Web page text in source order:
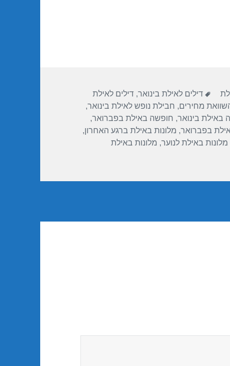
תגיות
דילים לאילת בינואר,דילים לאילת
מחירים, חבילת נופש לאילת בינואר,
באילת בינואר, חופשה באילת בפברואר,
בפברואר, מלונות באילת ברגע האחרון,
מלונות באילת לנוער, מלונות באילת